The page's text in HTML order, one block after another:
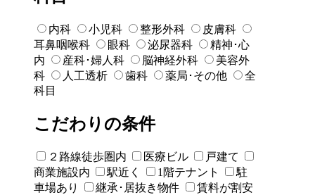
内科 小児科 整形外科
皮膚科
耳鼻咽喉科
眼科 泌尿器科
精神･心
内
産科･婦人科 脳神経外科
美容外
科
人工透析 歯科 薬局･その他
全
科目
こだわりの条件
２路線徒歩圏内 医療ビル
戸建て
商業施設内
駅近く 1階テナント
駐
車場あり
継承･居抜き物件
賃料が割安